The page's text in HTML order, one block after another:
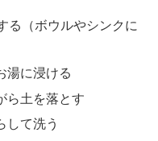
る（ボウルやシンクに
湯に浸ける
ら土を落とす
して洗う